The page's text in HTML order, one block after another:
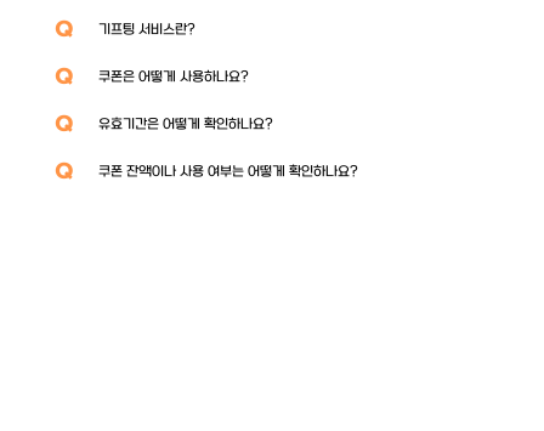
Q 기프팅 서비스란?
Q 쿠폰은 어떻게 사용하나요?
Q 유효기간은 어떻게 확인하나요?
Q 쿠폰 잔액이나 사용 여부는 어떻게 확인하나요?